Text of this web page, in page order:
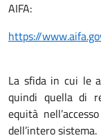
AIFA:
https://
La sfida in cui le
quindi quella di
equità
dell’intero sistema.